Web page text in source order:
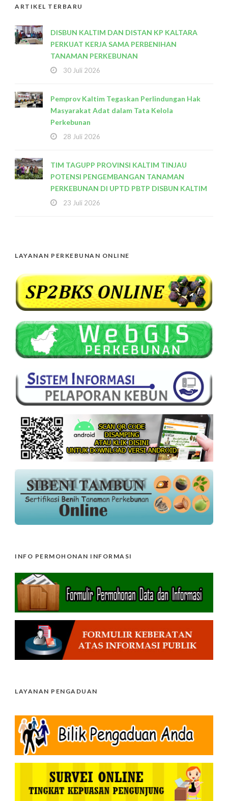
ARTIKEL TERBARU
DISBUN KALTIM DAN DISTAN KP KALTARA
PERKUAT KERJA SAMA PERBENIHAN
TANAMAN PERKEBUNAN
30 Juli 2026
Pemprov Kaltim Tegaskan Perlindungan Hak
Masyarakat Adat dalam Tata Kelola
Perkebunan
28 Juli 2026
TIM TAGUPP PROVINSI KALTIM TINJAU
POTENSI PENGEMBANGAN TANAMAN
PERKEBUNAN DI UPTD PBTP DISBUN KALTIM
23 Juli 2026
LAYANAN PERKEBUNAN ONLINE
INFO PERMOHONAN INFORMASI
LAYANAN PENGADUAN